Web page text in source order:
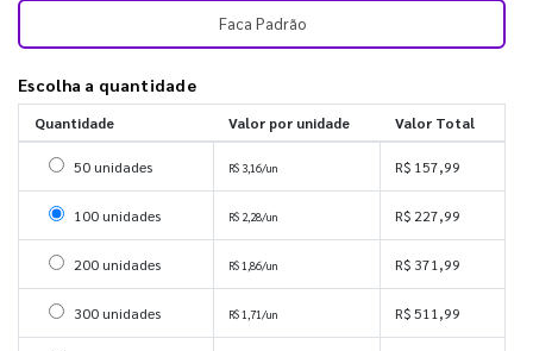
Faca Padrão
Escolha a quantidade
Quantidade Valor por unidade Valor Total
Selecionar 50 unidades
50 unidades R$ 3,16/un R$ 157,99
Selecionar 100 unidades
100 unidades R$ 2,28/un R$ 227,99
Selecionar 200 unidades
200 unidades R$ 1,86/un R$ 371,99
Selecionar 300 unidades
300 unidades R$ 1,71/un R$ 511,99